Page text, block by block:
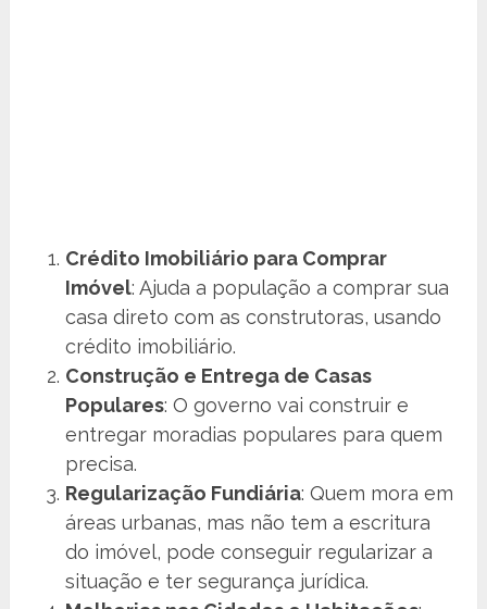
Crédito Imobiliário para Comprar
Imóvel: Ajuda a população a comprar sua
casa direto com as construtoras, usando
crédito imobiliário.
Construção e Entrega de Casas
Populares: O governo vai construir e
entregar moradias populares para quem
precisa.
Regularização Fundiária: Quem mora em
áreas urbanas, mas não tem a escritura
do imóvel, pode conseguir regularizar a
situação e ter segurança jurídica.